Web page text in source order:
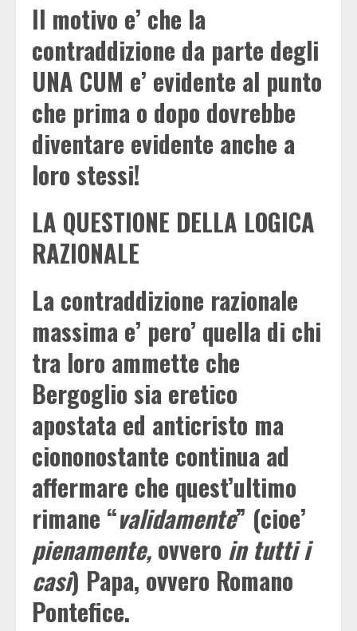
Il motivo e’ che la
contraddizione da parte degli
UNA CUM e’ evidente al punto
che prima o dopo dovrebbe
diventare evidente anche a
loro stessi!
LA QUESTIONE DELLA LOGICA
RAZIONALE
La contraddizione razionale
massima e’ pero’ quella di chi
tra loro ammette che
Bergoglio sia eretico
apostata ed anticristo ma
ciononostante continua ad
affermare che quest’ultimo
rimane “validamente” (cioe’
pienamente, ovvero in tutti i
casi) Papa, ovvero Romano
Pontefice.